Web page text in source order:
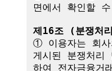
면에서 확인할
제16조 (분쟁처
① 이용자는 회사
게시된 분쟁처리
하여 전자금융거